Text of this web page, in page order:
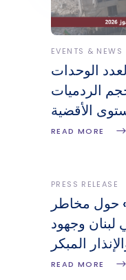
EVENTS & NEWS
الوحدات
الردميات
الأقضية
READ MORE
PRESS RELEASE
حول مخاطر
لبنان وجهود
المبكر
READ MORE